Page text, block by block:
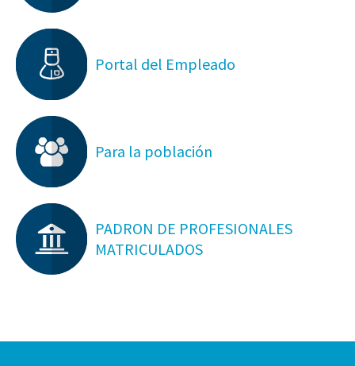
Portal del Empleado
Para la población
PADRON DE PROFESIONALES
MATRICULADOS